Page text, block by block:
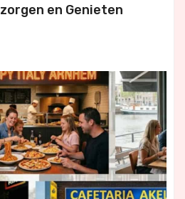
en Genieten